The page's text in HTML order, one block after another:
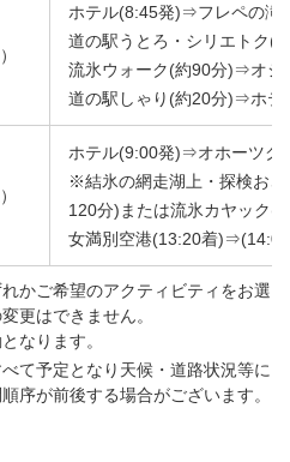
ホテル(8:45発)⇒フレペの滝
道の駅うとろ・シリエトク(
流氷ウォーク(約90分)⇒オ
道の駅しゃり(約20分)⇒ホテ
ホテル(9:00発)⇒オホーツク
※結氷の網走湖上・探検お
120分)または流氷カヤック(
女満別空港(13:20着
かご希望のアクティビティをお選
更はできません。
なります。
て予定となり天候・道路状況等に
序が前後する場合がございます。